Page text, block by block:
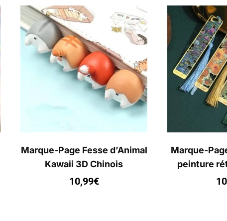
Marque-Page Fesse d’Animal
Kawaii 3D Chinois
10,99€
Marque-
peinture